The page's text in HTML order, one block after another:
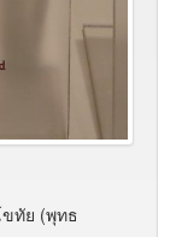
ทัย (พุทธ